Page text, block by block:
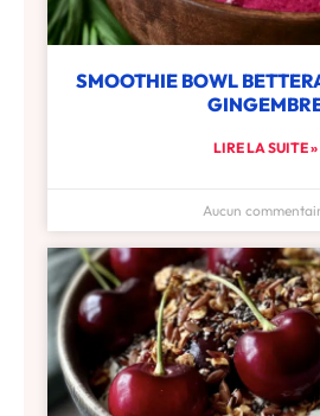
SMOOTHIE BOWL
LIRE LA SUITE »
Aucun